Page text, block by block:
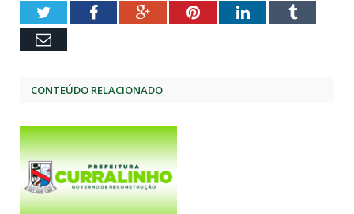
TwitterFacebookGoogle+PinterestLinkedInTumblr
Email
CONTEÚDO RELACIONADO